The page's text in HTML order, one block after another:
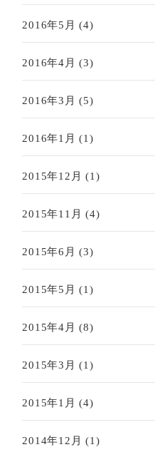
2016年5月 (4)
2016年4月 (3)
2016年3月 (5)
2016年1月 (1)
2015年12月 (1)
2015年11月 (4)
2015年6月 (3)
2015年5月 (1)
2015年4月 (8)
2015年3月 (1)
2015年1月 (4)
2014年12月 (1)